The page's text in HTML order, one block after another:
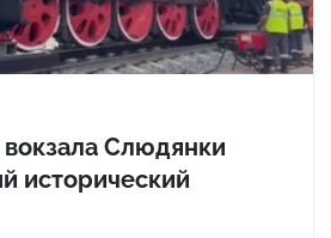
Слюдянки
исторический